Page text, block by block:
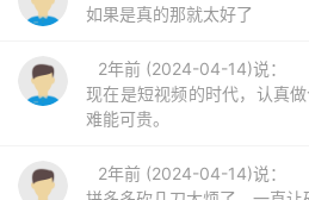
如果是真的那就太好了
2年前 (2024-04-14)说：
现在是短视频的时代，认真
难能可贵。
2年前 (2024-04-14)说：